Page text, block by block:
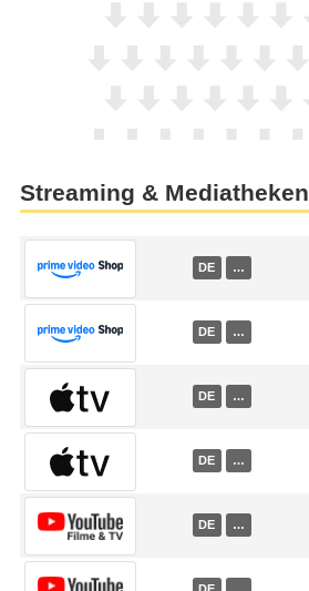
Streaming & Mediatheken
DE …
DE …
DE …
DE …
DE …